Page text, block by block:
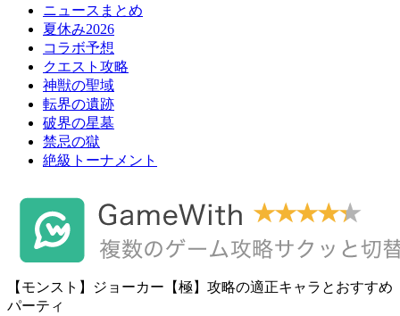
ニュースまとめ
夏休み2026
コラボ予想
クエスト攻略
神獣の聖域
転界の遺跡
破界の星墓
禁忌の獄
絶級トーナメント
【モンスト】ジョーカー【極】攻略の適正キャラとおすすめ
パーティ